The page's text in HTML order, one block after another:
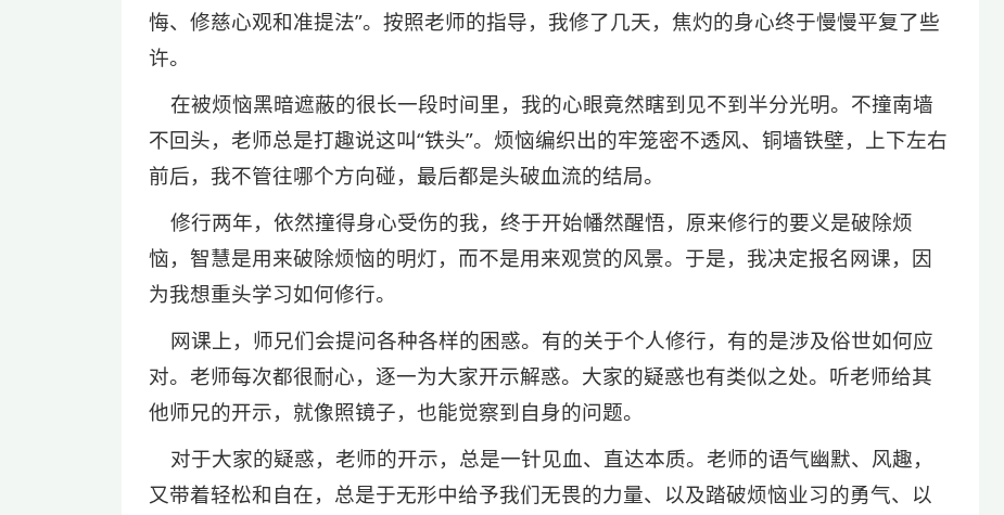
悔、修慈心观和准提法”。按照老师的指导，我修了几天，焦灼的身心终于慢慢平复了些
许。
在被烦恼黑暗遮蔽的很长一段时间里，我的心眼竟然瞎到见不到半分光明。不撞南墙
不回头，老师总是打趣说这叫“铁头”。烦恼编织出的牢笼密不透风、铜墙铁壁，上下左右
前后，我不管往哪个方向碰，最后都是头破血流的结局。
修行两年，依然撞得身心受伤的我，终于开始幡然醒悟，原来修行的要义是破除烦
恼，智慧是用来破除烦恼的明灯，而不是用来观赏的风景。于是，我决定报名网课，因
为我想重头学习如何修行。
网课上，师兄们会提问各种各样的困惑。有的关于个人修行，有的是涉及俗世如何应
对。老师每次都很耐心，逐一为大家开示解惑。大家的疑惑也有类似之处。听老师给其
他师兄的开示，就像照镜子，也能觉察到自身的问题。
对于大家的疑惑，老师的开示，总是一针见血、直达本质。老师的语气幽默、风趣，
又带着轻松和自在，总是于无形中给予我们无畏的力量、以及踏破烦恼业习的勇气、以